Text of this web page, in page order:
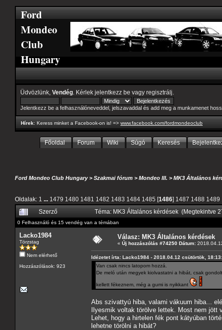
Ford
Mondeo
Club
Hungary
Üdvözlünk, Vendég . Kérlek jelentkezz be vagy regisztrálj
Jelentkezz be a felhasználóneveddel, jelszavaddal és add meg a munkamenet
Hírek: Keress minket a Facebook-on is! => www.facebook.com/fordmondeoclub
Főoldal Forum Wiki Súgó Keresés
Ford Mondeo Club Hungary>Szakmai fórum >Mondeo III. >MK3 Általános
Oldalak: 1 ... 1479 1480 1481 1482 1483 1484 1485 [1486] 1487 1488 1489
Szerző
Téma: MK3 Általános kérdések (Megtekintve
0 Felhasználó és 15 vendég van a témában
Lacko1984
Törzstag
Nem elérhető
Hozzászólások: 923
Válasz: MK3 Általános kérdések
« Új hozzászólás #74250 Dátum:
Idézetet írta: Lacko1984 - 2018.04.12 csütörtök,
Van csak nincs latopom hozzá.
De meló után megyek kiolvastatni a hibát, csak
kellett fékeznem, még a gumi is nyikkant
Abs szivattyú hiba, valami vákuum hiba...
Ilyesmik voltak törölve lettek. Most nem
Lehet, hogy a hirtelen fék pont kátyúban
lehetne törölni a hibát?